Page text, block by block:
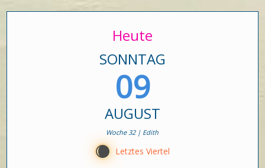
Heute
SONNTAG
09
AUGUST
Woche 32 | Edith
X Letztes Viertel